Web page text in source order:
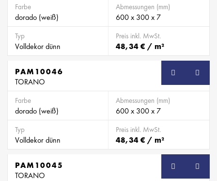
Farbe
dorado (weiß)
Abmessungen (mm)
600 x 300 x 7
Typ
Volldekor dünn
Preis inkl. MwSt.
48,34 € / m²
PAM10046
TORANO
Farbe
dorado (weiß)
Abmessungen (mm)
600 x 300 x 7
Typ
Volldekor dünn
Preis inkl. MwSt.
48,34 € / m²
PAM10045
TORANO